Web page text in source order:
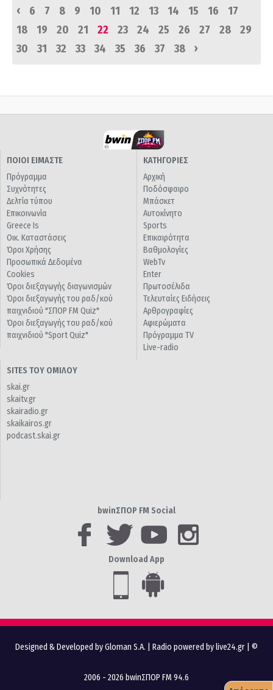
‹
6 7 8 9 10 11 12 13 14 15 16
17
18
19 20 21 22 23 24 25 26 27 28
29
30
31 32 33 34 35 36 37 38 ›
ΠΟΙΟΙ ΕΙΜΑΣΤΕ
Πρόγραμμα
Συχνότητες
Δελτία τύπου
Επικοινωνία
Greece Is
Οικ. Καταστάσεις
Όροι Χρήσης
Προσωπικά Δεδομένα
Cookies
Όροι διεξαγωγής διαγωνισμών
Όροι διεξαγωγής του ραδ/κού
παιχνιδιού "ΣΠΟΡ FM Quiz"
Όροι διεξαγωγής του ραδ/κού
παιχνιδιού "Sport Quiz"
ΚΑΤΗΓΟΡΙΕΣ
Αρχική
Ποδόσφαιρο
Μπάσκετ
Αυτοκίνητο
Sports
Επικαιρότητα
Βαθμολογίες
WebTv
Enter
Πρωτοσέλιδα
Τελευταίες Ειδήσεις
Αρθρογραφίες
Αφιερώματα
Πρόγραμμα TV
Live-radio
SITES ΤΟΥ ΟΜΙΛΟΥ
skai.gr
skaitv.gr
skairadio.gr
skaikairos.gr
podcast.skai.gr
bwinΣΠΟΡ FM Social
Download App
Designed & Developed by Gloman S.A. Radio powered by live24.gr | ©
2006 - 2026 bwinΣΠΟΡ FM 94.6